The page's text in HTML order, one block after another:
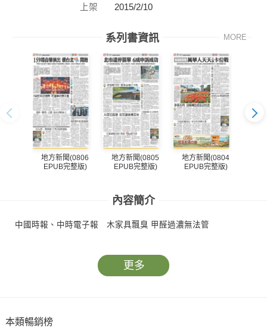
上架
2015/2/10
系列書資訊 MORE
地方新聞(0806
EPUB完整版)
地方新聞(0805
EPUB完整版)
地方新聞(0804
EPUB完整版)
內容簡介
中國時報、中時電子報 木家具飄臭 甲醛過濃無法管
更多
本類暢銷榜